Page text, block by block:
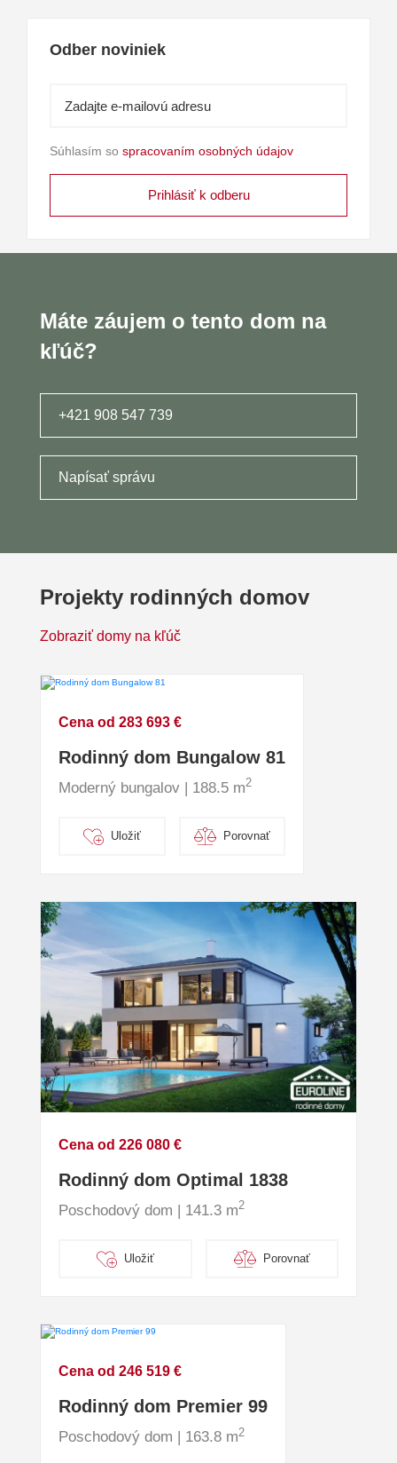
Odber noviniek
Súhlasím so spracovaním osobných údajov
Máte záujem o tento dom na
kľúč?
+421 908 547 739
Napísať správu
Projekty rodinných domov
Zobraziť domy na kľúč
Cena od 283 693 €
Rodinný dom Bungalow 81
Moderný bungalov | 188.5 m2
Uložiť Porovnať
Cena od 226 080 €
Rodinný dom Optimal 1838
Poschodový dom | 141.3 m2
Uložiť Porovnať
Cena od 246 519 €
Rodinný dom Premier 99
Poschodový dom | 163.8 m2